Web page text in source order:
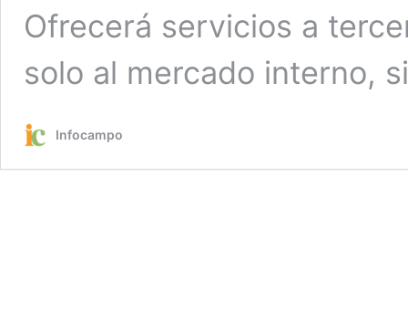
Ofrecerá servicios a
solo al mercado interno,
Infocampo